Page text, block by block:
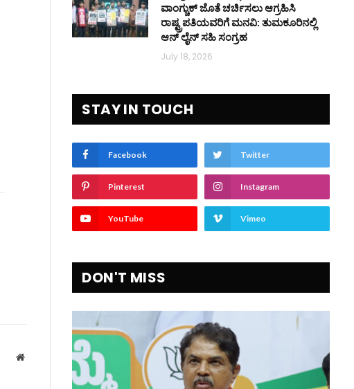
Website
ವಾಂಗ್ಚುಕ್ ಜೊತೆ ಚರ್ಚಿಸಲು ಆಗ್ರಹಿಸಿ
ರಾಷ್ಟ್ರಪತಿಯವರಿಗೆ ಮನವಿ: ತುಮಕೂರಿನಲ್ಲಿ
ಆನ್‌ ಲೈನ್ ಸಹಿ ಸಂಗ್ರಹ
July 18, 2026
STAY IN TOUCH
Facebook Twitter
Pinterest Instagram
YouTube Vimeo
DON'T MISS